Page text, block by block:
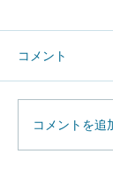
コメント
コメントを追